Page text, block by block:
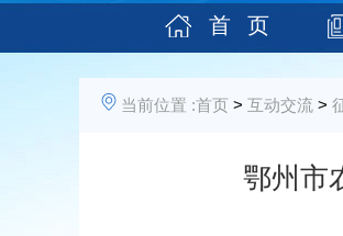
首 页
当前位置 :首页 > 互动交流 >
鄂州市